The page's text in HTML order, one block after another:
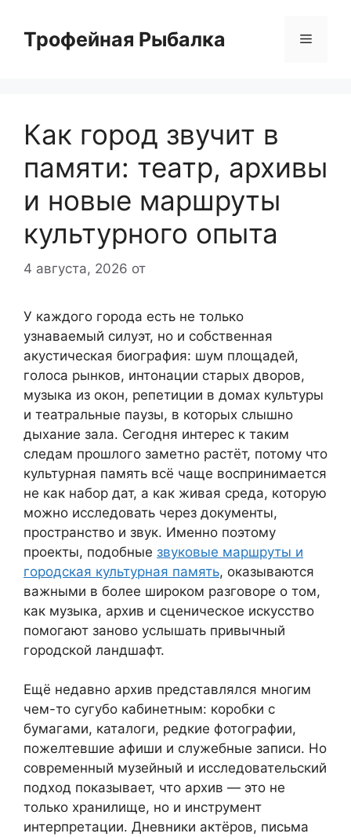
содержимому
Трофейная Рыбалка Меню
Как город звучит в
памяти: театр, архивы
и новые маршруты
культурного опыта
4 августа, 2026 от
У каждого города есть не только
узнаваемый силуэт, но и собственная
акустическая биография: шум площадей,
голоса рынков, интонации старых дворов,
музыка из окон, репетиции в домах культуры
и театральные паузы, в которых слышно
дыхание зала. Сегодня интерес к таким
следам прошлого заметно растёт, потому что
культурная память всё чаще воспринимается
не как набор дат, а как живая среда, которую
можно исследовать через документы,
пространство и звук. Именно поэтому
проекты, подобные звуковые маршруты и
городская культурная память, оказываются
важными в более широком разговоре о том,
как музыка, архив и сценическое искусство
помогают заново услышать привычный
городской ландшафт.
Ещё недавно архив представлялся многим
чем-то сугубо кабинетным: коробки с
бумагами, каталоги, редкие фотографии,
пожелтевшие афиши и служебные записи. Но
современный музейный и исследовательский
подход показывает, что архив — это не
только хранилище, но и инструмент
интерпретации. Дневники актёров, письма